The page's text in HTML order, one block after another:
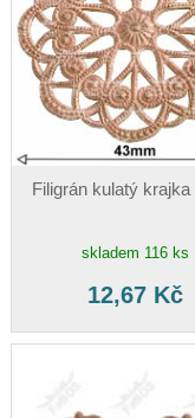
Filigrán kulatý krajka
skladem 116 ks
12,67 Kč